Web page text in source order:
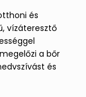
és
vízáteresztő
a bőr
és